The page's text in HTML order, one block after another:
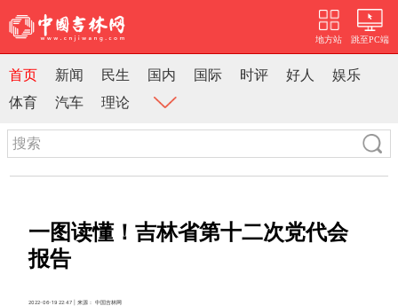
地方站 跳至PC端
首页 新闻 民生 国内 国际 时评 好人
娱乐
体育
汽车 理论
一图读懂！吉林省第十二次党代会
报告
2022-06-19 22:47 | 来源： 中国吉林网